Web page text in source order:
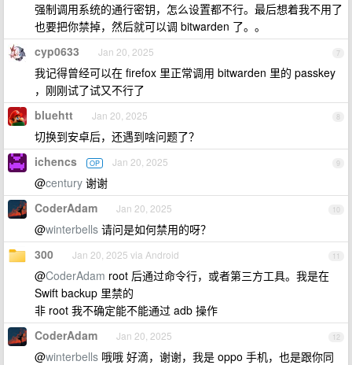
强制调用系统的通行密钥，怎么设置都不行。最后想着我不用了
也要把你禁掉，然后就可以调 bitwarden 了。。
7
cyp0633 Jan 20, 2025
我记得曾经可以在 firefox 里正常调用 bitwarden 里的 passkey
，刚刚试了试又不行了
8
bluehtt Jan 20, 2025
切换到安卓后，还遇到啥问题了？
9
ichencs OP Jan 20, 2025
@century 谢谢
10
CoderAdam Jan 20, 2025
@winterbells 请问是如何禁用的呀？
11
300 Jan 20, 2025 via Android
@CoderAdam root 后通过命令行，或者第三方工具。我是在
Swift backup 里禁的
非 root 我不确定能不能通过 adb 操作
12
CoderAdam Jan 20, 2025
@winterbells 哦哦 好滴，谢谢，我是 oppo 手机，也是跟你同